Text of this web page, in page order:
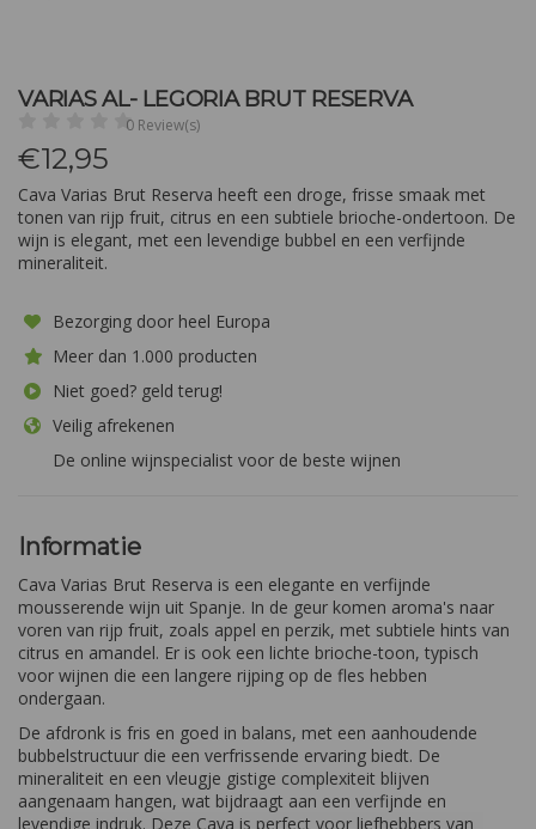
VARIAS AL- LEGORIA BRUT RESERVA
0 Review(s)
€12,95
Cava Varias Brut Reserva heeft een droge, frisse smaak met
tonen van rijp fruit, citrus en een subtiele brioche-ondertoon. De
wijn is elegant, met een levendige bubbel en een verfijnde
mineraliteit.
Bezorging door heel Europa
Meer dan 1.000 producten
Niet goed? geld terug!
Veilig afrekenen
De online wijnspecialist voor de beste wijnen
Informatie
Cava Varias Brut Reserva is een elegante en verfijnde
mousserende wijn uit Spanje. In de geur komen aroma's naar
voren van rijp fruit, zoals appel en perzik, met subtiele hints van
citrus en amandel. Er is ook een lichte brioche-toon, typisch
voor wijnen die een langere rijping op de fles hebben
ondergaan.
De afdronk is fris en goed in balans, met een aanhoudende
bubbelstructuur die een verfrissende ervaring biedt. De
mineraliteit en een vleugje gistige complexiteit blijven
aangenaam hangen, wat bijdraagt aan een verfijnde en
levendige indruk. Deze Cava is perfect voor liefhebbers van